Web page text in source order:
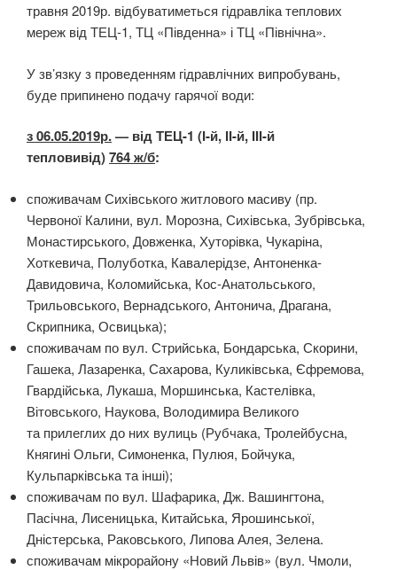
травня 2019р. відбуватиметься гідравліка теплових
мереж від ТЕЦ-1, ТЦ «Південна» і ТЦ «Північна».
У зв’язку з проведенням гідравлічних випробувань,
буде припинено подачу гарячої води:
з 06.05.2019р.— від ТЕЦ-1 (І-й, ІІ-й, ІІІ-й
тепловивід)764 ж/б:
споживачам Сихівського житлового масиву (пр.
Червоної Калини, вул. Морозна, Сихівська, Зубрівська,
Монастирського, Довженка, Хуторівка, Чукаріна,
Хоткевича, Полуботка, Кавалерідзе, Антоненка-
Давидовича, Коломийська, Кос-Анатольського,
Трильовського, Вернадського, Антонича, Драгана,
Скрипника, Освицька);
споживачам по вул. Стрийська, Бондарська, Скорини,
Гашека, Лазаренка, Сахарова, Куликівська, Єфремова,
Гвардійська, Лукаша, Моршинська, Кастелівка,
Вітовського, Наукова, Володимира Великого
та прилеглих до них вулиць (Рубчака, Тролейбусна,
Княгині Ольги, Симоненка, Пулюя, Бойчука,
Кульпарківська та інші);
споживачам по вул. Шафарика, Дж. Вашингтона,
Пасічна, Лисеницька, Китайська, Ярошинської,
Дністерська, Раковського, Липова Алея, Зелена.
споживачам мікрорайону «Новий Львів» (вул. Чмоли,